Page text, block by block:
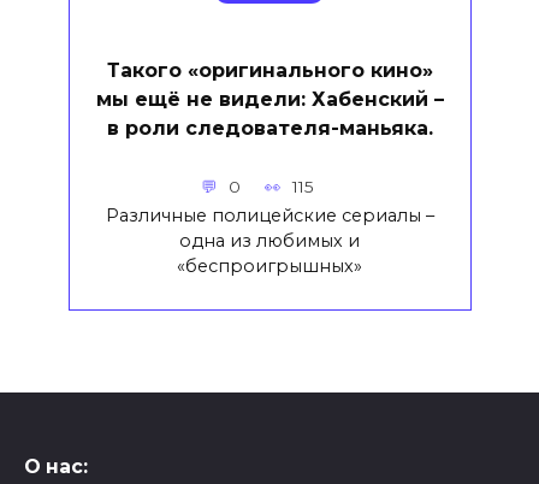
Такого «оригинального кино»
мы ещё не видели: Хабенский –
в роли следователя-маньяка.
0 115
Различные полицейские сериалы –
одна из любимых и
«беспроигрышных»
О нас: